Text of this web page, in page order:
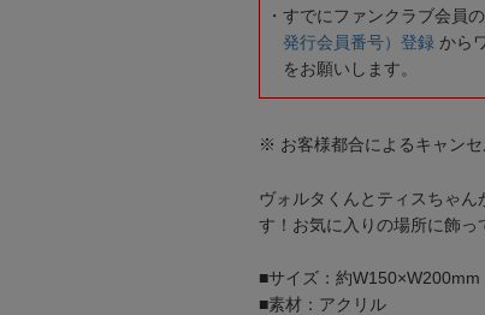
すでにファンクラブ会員の
発行会員番号）登録 から
をお願いします。
※ お客様都合によるキャンセ
ヴォルタくんとティスちゃ
す！お気に入りの場所に飾っ
■サイズ：約W150×W200mm
■素材：アクリル